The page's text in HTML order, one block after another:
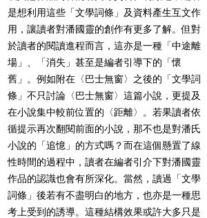
是想利用這些「文學詞條」及資料產生互文作
用，讓讀者對潘國靈的創作有更多了解。但對
於讀者的閱讀進程而言，這亦是一種「中途離
場」、「消失」甚至是編者引導下的「懷
舊」。例如附在〈巴士無窗〉之後的「文學詞
條」不只討論〈巴士無窗〉這篇小說，更提及
在小說集中較前位置的〈距離〉。若果讀者依
循提示再次翻閱前面的小說，那不也是對潘氏
小說的「追憶」的方式嗎？而在這個懸置了線
性時間的過程中，讀者在編者引介下對潘國靈
作品的認識也會有所深化。當然，讀過「文學
詞條」後若有不盡明白的地方，也亦是一種思
考上受到的誘導。這種結構效果或許大多只是